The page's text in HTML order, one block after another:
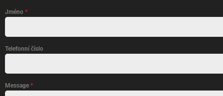
Jméno *
Telefonní číslo
Message *